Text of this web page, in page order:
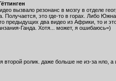
вызвало резонанс в мозгу в отделе
Получается, это где-то в горах. Либо
предыдущих два видео из Африки, то и
Ганда. Хотя... может, я ошибаюсь=)
второй ролик. даже больше не из-за нло, а